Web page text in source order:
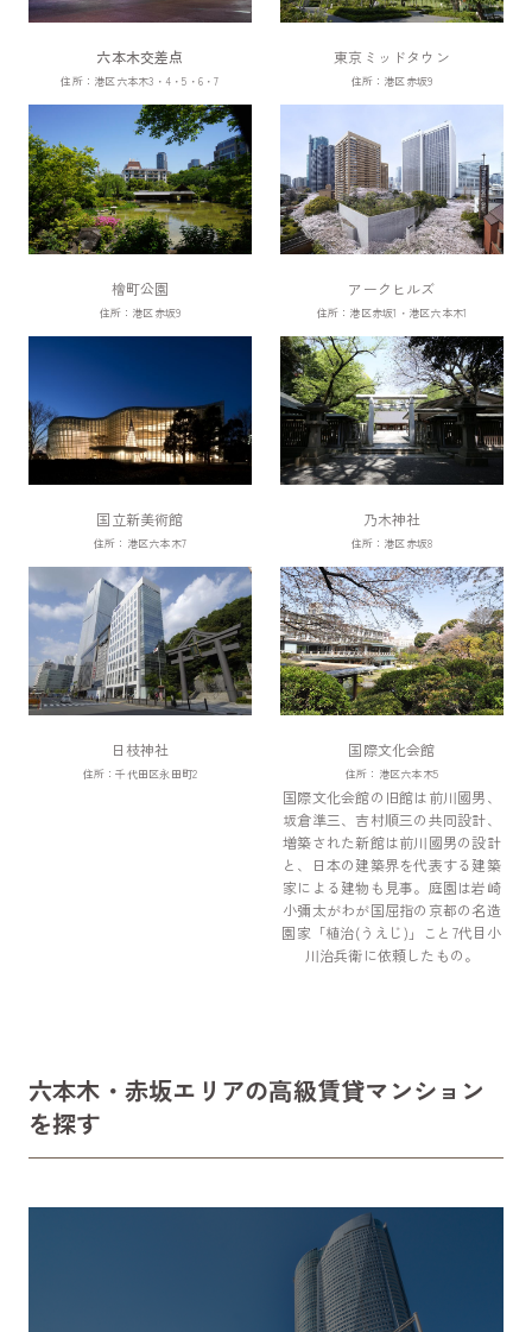
六本木交差点
住所：港区六本木3・4・5・6・7
東京ミッドタウン
住所：港区赤坂9
檜町公園
住所：港区赤坂9
アークヒルズ
住所：港区赤坂1・港区六本木1
国立新美術館
住所：港区六本木7
乃木神社
住所：港区赤坂8
日枝神社
住所：千代田区永田町2
国際文化会館
住所：港区六本木5
国際文化会館の旧館は前川國男、
坂倉準三、吉村順三の共同設計、
増築された新館は前川國男の設計
と、日本の建築界を代表する建築
家による建物も見事。庭園は岩崎
小彌太がわが国屈指の京都の名造
園家「植治(うえじ)」こと7代目小
川治兵衛に依頼したもの。
六本木・赤坂エリアの高級賃貸マンション
を探す